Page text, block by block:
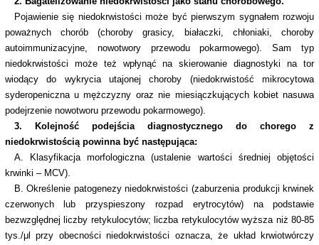
Pojawienie się niedokrwistości może być pierwszym sygnałem rozwoju
poważnych chorób (choroby grasicy, białaczki, chłoniaki, choroby
autoimmunizacyjne, nowotwory przewodu pokarmowego). Sam typ
niedokrwistości może też wpłynąć na skierowanie diagnostyki na tor
wiodący do wykrycia utajonej choroby (niedokrwistość mikrocytowa
syderopeniczna u mężczyzny oraz nie miesiączkujących kobiet nasuwa
podejrzenie nowotworu przewodu pokarmowego).
3. Kolejność podejścia diagnostycznego do chorego z
niedokrwistością powinna być następująca:
A. Klasyfikacja morfologiczna (ustalenie wartości średniej objętości
krwinki – MCV).
B. Określenie patogenezy niedokrwistości (zaburzenia produkcji krwinek
czerwonych lub przyspieszony rozpad erytrocytów) na podstawie
bezwzględnej liczby retykulocytów; liczba retykulocytów wyższa niż 80-85
tys./μl przy obecności niedokrwistości oznacza, że układ krwiotwórczy